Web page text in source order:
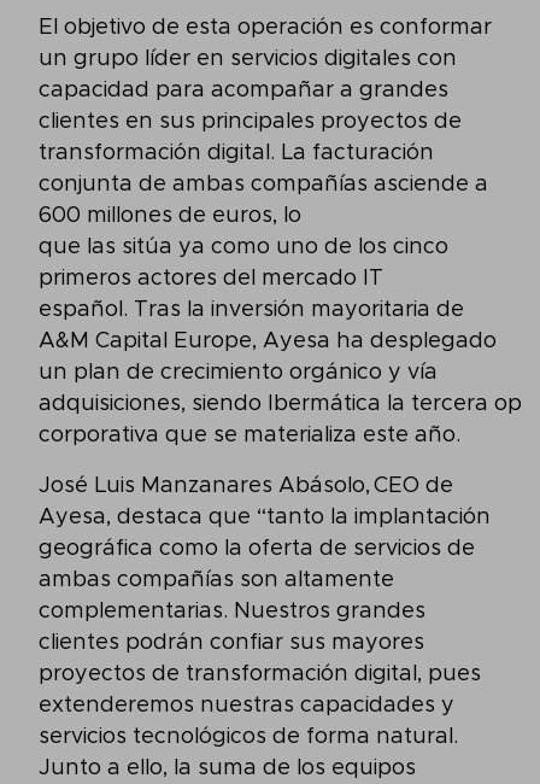
El objetivo de esta operación es conformar
un grupo líder en servicios digitales con
capacidad para acompañar a grandes
clientes en sus principales proyectos de
transformación digital. La facturación
conjunta de ambas compañías asciende a
600 millones de euros, lo
que las sitúa ya como uno de los cinco
primeros actores del mercado IT
español. Tras la inversión mayoritaria de
A&M Capital Europe, Ayesa ha desplegado
un plan de crecimiento orgánico y vía
adquisiciones, siendo Ibermática la tercera
corporativa que se materializa este año.
José Luis Manzanares Abásolo, CEO de
Ayesa, destaca que “tanto la implantación
geográfica como la oferta de servicios de
ambas compañías son altamente
complementarias. Nuestros grandes
clientes podrán confiar sus mayores
proyectos de transformación digital, pues
extenderemos nuestras capacidades y
servicios tecnológicos de forma natural.
Junto a ello, la suma de los equipos